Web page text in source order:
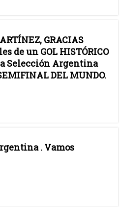
GRACIAS
de un GOL HISTÓRICO
Selección Argentina
DEL MUNDO.
. Vamos